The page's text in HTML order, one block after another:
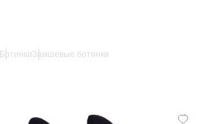
БотинкиЗамшевые ботинки